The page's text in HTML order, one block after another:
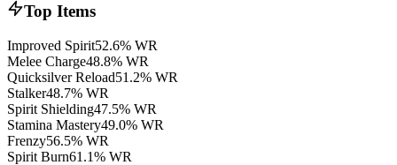
Top Items
Improved Spirit52.6% WR
Melee Charge48.8% WR
Quicksilver Reload51.2% WR
Stalker48.7% WR
Spirit Shielding47.5% WR
Stamina Mastery49.0% WR
Frenzy56.5% WR
Spirit Burn61.1% WR